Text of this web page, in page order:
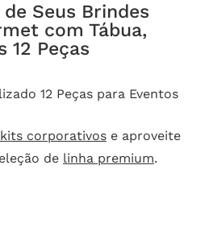
Seus Brindes
com Tábua,
12 Peças
12 Peças para Eventos
kits corporativose aproveite
de linha premium.